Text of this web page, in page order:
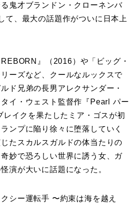
鬼才ブランドン・クローネンバ
て、最大の話題作がついに日本上
』（2016）や「ビッグ・
ーズなど、クールなルックスで
ド兄弟の長男アレクサンダー・
イ・ウェスト監督作『Pearl パー
レイクを果たしたミア・ゴスが初
ンプに陥り徐々に堕落していく
たスカルスガルドの体当たりの
妙で恐ろしい世界に誘う女、ガ
演が大いに話題になった。
シー運転⼿ 〜約束は海を越え